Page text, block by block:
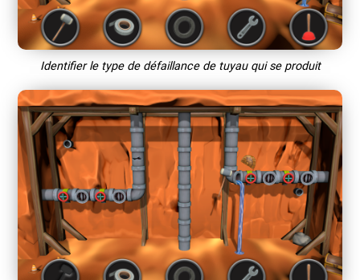
Identifier le type de défaillance de tuyau qui se produit